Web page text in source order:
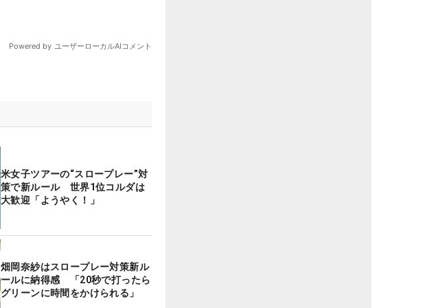
米女子ツアーの“スロープレー”対
策で新ルール 世界1位コルダは
大歓迎「ようやく！」
畑岡奈紗はスロープレー対策新ル
ールに納得感 「20秒で打ったら
グリーンに時間をかけられる」